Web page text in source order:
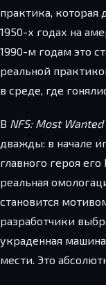
практика, которая
1950-х годах на
1990-м годам это
реальной
в среде, где
В NFS: Most Wanted
дважды: в начале
главного героя
реальная
становится
разработчики
украденная
мести. Это